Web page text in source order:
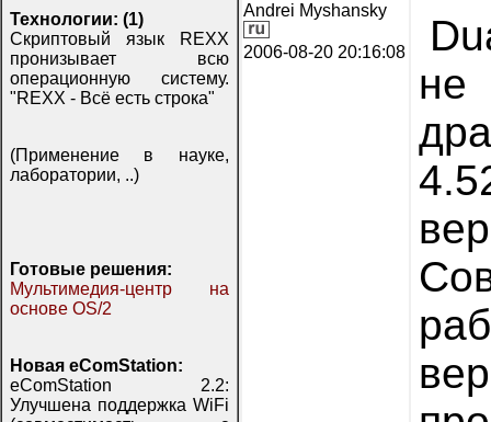
Технологии: (1)
Скриптовый язык REXX
пронизывает всю
операционную систему.
"REXX - Всё есть строка"
(Применение в науке,
лаборатории, ..)
Готовые решения:
Мультимедия-центр на
основе OS/2
Новая eComStation:
eComStation 2.2:
Улучшена поддержка WiFi
Andrei Myshansky
2006-08-20 20:16:08
не